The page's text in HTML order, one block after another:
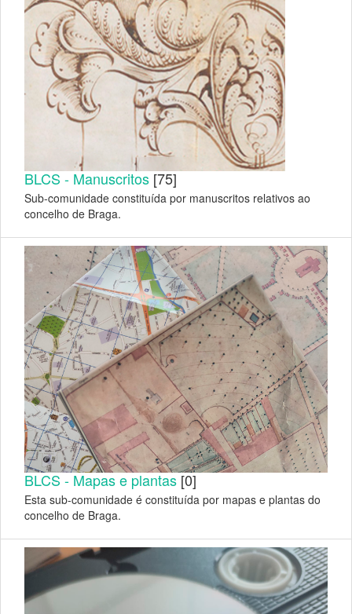
BLCS - Manuscritos[75]
Sub-comunidade constituída por manuscritos relativos ao
concelho de Braga.
BLCS - Mapas e plantas [0]
Esta sub-comunidade é constituída por mapas e plantas do
concelho de Braga.